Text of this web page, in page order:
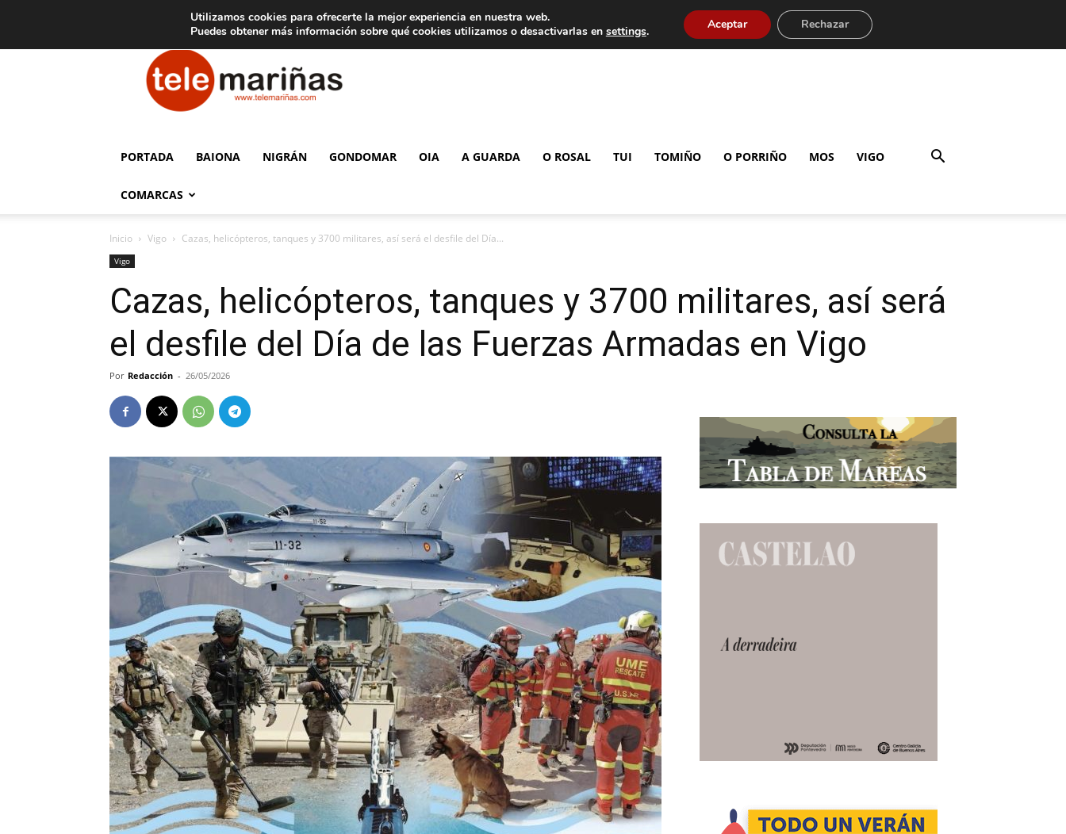
Aviso legal Tarifas de publicidad
Telemariñas
PORTADA BAIONA NIGRÁN GONDOMAR OIA A GUARDA O ROSAL TUI TOMIÑO O PORRIÑO MOS VIGO
COMARCAS
Inicio Vigo Cazas, helicópteros, tanques y 3700 militares, así será el desfile del Día...
Vigo
Cazas, helicópteros, tanques y 3700 militares, así será
el desfile del Día de las Fuerzas Armadas en Vigo
Por Redacción - 26/05/2026
Utilizamos cookies para ofrecerte la mejor experiencia en nuestra web.
Puedes obtener más información sobre qué cookies utilizamos o desactivarlas en settings. Aceptar Rechazar